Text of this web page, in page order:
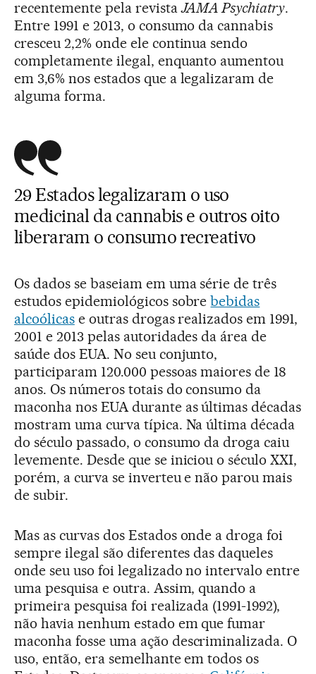
recentemente pela revistaJAMA Psychiatry.
Entre 1991 e 2013, o consumo da cannabis
cresceu 2,2% onde ele continua sendo
completamente ilegal, enquanto aumentou
em 3,6% nos estados que a legalizaram de
alguma forma.
29 Estados legalizaram o uso
medicinal da cannabis e outros oito
liberaram o consumo recreativo
Os dados se baseiam em uma série de três
estudos epidemiológicos sobrebebidas
alcoólicase outras drogas realizados em 1991,
2001 e 2013 pelas autoridades da área de
saúde dos EUA. No seu conjunto,
participaram 120.000 pessoas maiores de 18
anos. Os números totais do consumo da
maconha nos EUA durante as últimas décadas
mostram uma curva típica. Na última década
do século passado, o consumo da droga caiu
levemente. Desde que se iniciou o século XXI,
porém, a curva se inverteu e não parou mais
de subir.
Mas as curvas dos Estados onde a droga foi
sempre ilegal são diferentes das daqueles
onde seu uso foi legalizado no intervalo entre
uma pesquisa e outra. Assim, quando a
primeira pesquisa foi realizada (1991-1992),
não havia nenhum estado em que fumar
maconha fosse uma ação descriminalizada. O
uso, então, era semelhante em todos os